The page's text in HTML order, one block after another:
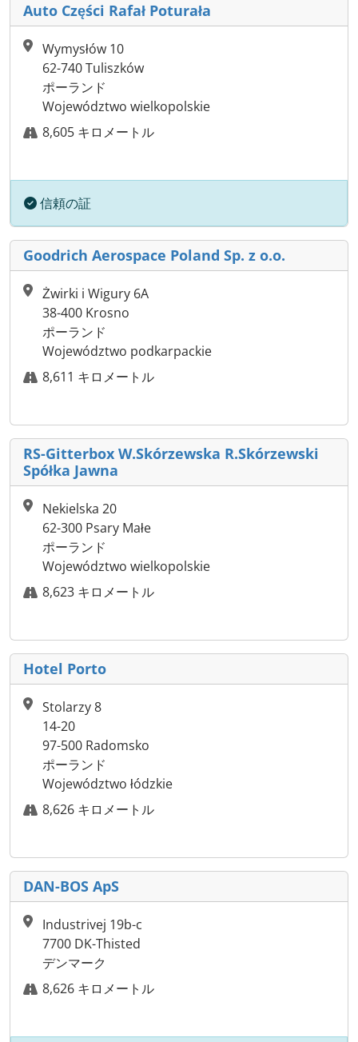
Auto Części Rafał Poturała
Wymysłów 10
62-740 Tuliszków
ポーランド
Województwo wielkopolskie
8,605 キロメートル
信頼の証
Goodrich Aerospace Poland Sp. z o.o.
Żwirki i Wigury 6A
38-400 Krosno
ポーランド
Województwo podkarpackie
8,611 キロメートル
RS-Gitterbox W.Skórzewska R.Skórzewski
Spółka Jawna
Nekielska 20
62-300 Psary Małe
ポーランド
Województwo wielkopolskie
8,623 キロメートル
Hotel Porto
Stolarzy 8
14-20
97-500 Radomsko
ポーランド
Województwo łódzkie
8,626 キロメートル
DAN-BOS ApS
Industrivej 19b-c
7700 DK-Thisted
デンマーク
8,626 キロメートル